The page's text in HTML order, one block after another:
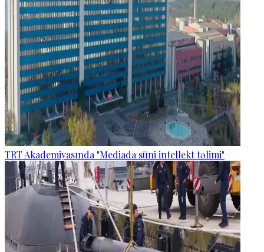
TRT Akademiyasında "Mediada süni intellekt təlimi"